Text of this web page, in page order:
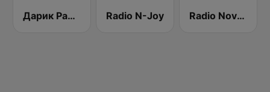
Дарик Радио ( Darik Radio ) Radio N-Joy Radio Nova 101.7 FM